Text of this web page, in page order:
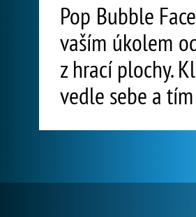
Pop Bubble
vaším úkolem
z hrací plochy.
vedle sebe a